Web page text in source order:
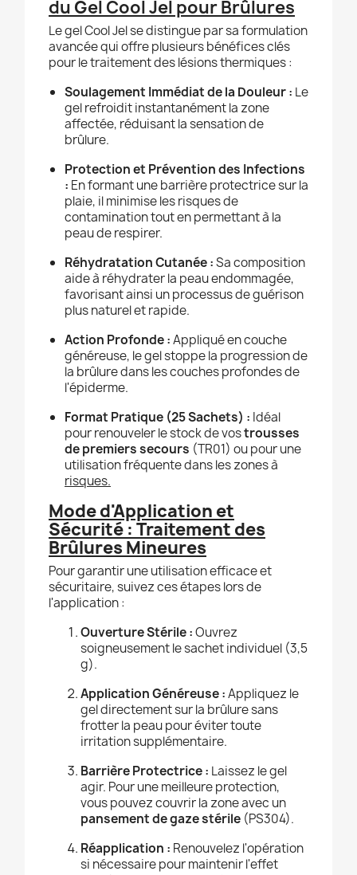
du Gel Cool Jel pour Brûlures
Le gel Cool Jel se distingue par sa formulation
avancée qui offre plusieurs bénéfices clés
pour le traitement des lésions thermiques :
Soulagement Immédiat de la Douleur : Le
gel refroidit instantanément la zone
affectée, réduisant la sensation de
brûlure.
Protection et Prévention des Infections
: En formant une barrière protectrice sur la
plaie, il minimise les risques de
contamination tout en permettant à la
peau de respirer.
Réhydratation Cutanée :Sa composition
aide à réhydrater la peau endommagée,
favorisant ainsi un processus de guérison
plus naturel et rapide.
Action Profonde :Appliqué en couche
généreuse, le gel stoppe la progression de
la brûlure dans les couches profondes de
l'épiderme.
Format Pratique (25 Sachets) : Idéal
pour renouveler le stock de vostrousses
de premiers secours (TR01) ou pour une
utilisation fréquente dans les zones à
risques.
Mode d'Application et
Sécurité : Traitement des
Brûlures Mineures
Pour garantir une utilisation efficace et
sécuritaire, suivez ces étapes lors de
l'application :
Ouverture Stérile :Ouvrez
soigneusement le sachet individuel (3,5
g).
Application Généreuse :Appliquez le
gel directement sur la brûlure sans
frotter la peau pour éviter toute
irritation supplémentaire.
Barrière Protectrice : Laissez le gel
agir. Pour une meilleure protection,
vous pouvez couvrir la zone avec un
pansement de gaze stérile (PS304).
Réapplication : Renouvelez l'opération
si nécessaire pour maintenir l'effet